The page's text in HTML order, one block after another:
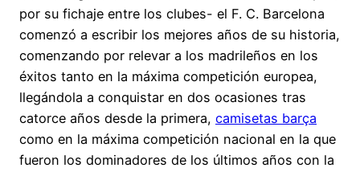
por su fichaje entre los clubes- el F. C. Barcelona
comenzó a escribir los mejores años de su historia,
comenzando por relevar a los madrileños en los
éxitos tanto en la máxima competición europea,
llegándola a conquistar en dos ocasiones tras
catorce años desde la primera, camisetas barça
como en la máxima competición nacional en la que
fueron los dominadores de los últimos años con la